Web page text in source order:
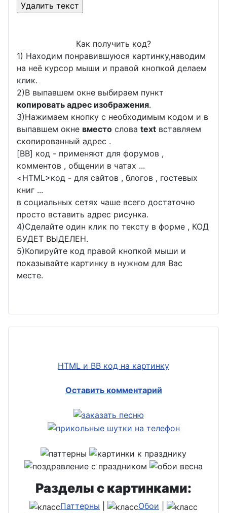
Как получить код?
1) Находим понравившуюся картинку,наводим
на неё курсор мыши и правой кнопкой делаем
клик.
2)В выпавшем окне выбираем пункт
копировать адрес изображения.
3)Нажимаем кнопку с необходимым кодом и в
выпавшем окне вместо слова text вставляем
скопированный адрес .
[BB] код - применяют для форумов ,
комментов , общении в чатах ...
<HTML>код - для сайтов , блогов , гостевых
книг ...
в социальных сетях чаше всего достаточно
просто вставить адрес рисунка.
4)Сделайте один клик по тексту в форме , КОД
БУДЕТ ВЫДЕЛЕН.
5)Копируйте код правой кнопкой мыши и
показывайте картинку в нужном для Вас
месте.
HTML и BB код на картинку
Оставить комментарий
Разделы с картинками:
Паттерны Обои